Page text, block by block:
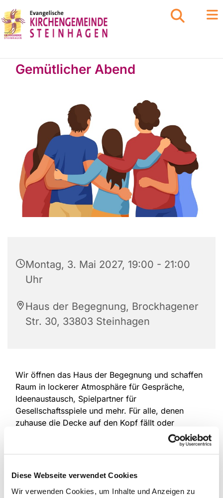
Diese Webseite verwendet Cookies
Wir verwenden Cookies, um Inhalte und Anzeigen zu
Gemütlicher Abend
Montag, 3. Mai 2027, 19:00 - 21:00
Uhr
Haus der Begegnung, Brockhagener
Str. 30, 33803 Steinhagen
Wir öffnen das Haus der Begegnung und schaffen
Raum in lockerer Atmosphäre für Gespräche,
Ideenaustausch, Spielpartner für
Gesellschaftsspiele und mehr. Für alle, denen
zuhause die Decke auf den Kopf fällt oder
Mitmenschen fehlen. Eine Anmeldung ist nicht
19:00 - 21:00 Uhr
im Haus der Begegnung